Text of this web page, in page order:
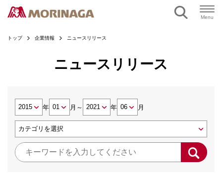
Menu
トップ 企業情報 ニュースリリース
ニュースリリース
年 月 ～ 年 月